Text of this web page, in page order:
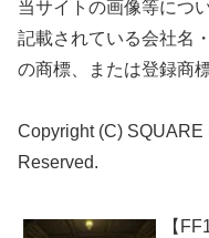
当サイトの画像等につ
記載されている会社名
の商標、または登録商標
Copyright (C)
Reserved.
【